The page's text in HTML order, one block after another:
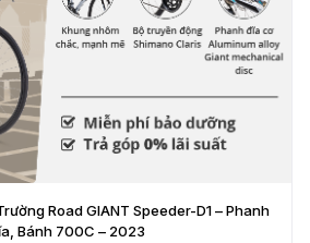
Road GIANT Speeder-D1 – Phanh
Bánh 700C – 2023